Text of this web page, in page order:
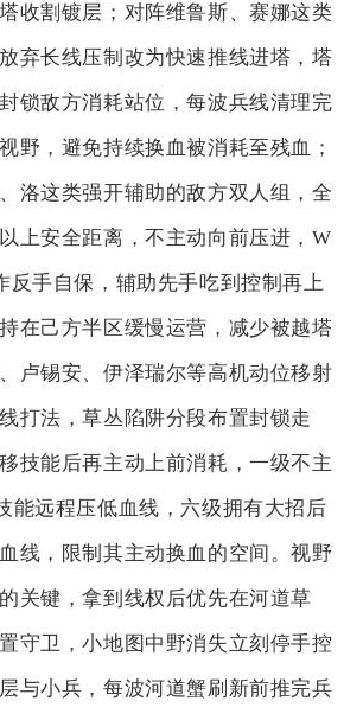
收割镀层；对阵维鲁斯、赛娜这类
弃长线压制改为快速推线进塔，塔
锁敌方消耗站位，每波兵线清理完
野，避免持续换血被消耗至残血；
洛这类强开辅助的敌方双人组，全
上安全距离，不主动向前压进，W
反手自保，辅助先手吃到控制再上
在己方半区缓慢运营，减少被越塔
卢锡安、伊泽瑞尔等高机动位移射
打法，草丛陷阱分段布置封锁走
技能后再主动上前消耗，一级不主
能远程压低血线，六级拥有大招后
线，限制其主动换血的空间。视野
关键，拿到线权后优先在河道草
守卫，小地图中野消失立刻停手控
与小兵，每波河道蟹刷新前推完兵